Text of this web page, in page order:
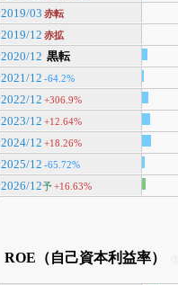
2019/03 赤転
2019/12 赤拡
2020/12 黒転
2021/12 -64.2%
2022/12 +306.9%
2023/12 +12.64%
2024/12 +18.26%
2025/12 -65.72%
2026/12予+16.63%
ROE（自己資本利益率）